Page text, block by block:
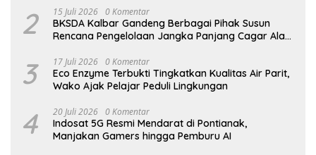
2 15 Juli 2026 0 Komentar
BKSDA Kalbar Gandeng Berbagai Pihak Susun
Rencana Pengelolaan Jangka Panjang Cagar Alam
3 17 Juli 2026 0 Komentar
Eco Enzyme Terbukti Tingkatkan Kualitas Air Parit,
Wako Ajak Pelajar Peduli Lingkungan
4 20 Juli 2026 0 Komentar
Indosat 5G Resmi Mendarat di Pontianak,
Manjakan Gamers hingga Pemburu AI